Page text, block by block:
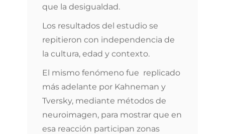
que la desigualdad.
Los resultados del estudio se
repitieron con independencia de
la cultura, edad y contexto.
El mismo fenómeno fue replicado
más adelante por Kahneman y
Tversky, mediante métodos de
neuroimagen, para mostrar que en
esa reacción participan zonas